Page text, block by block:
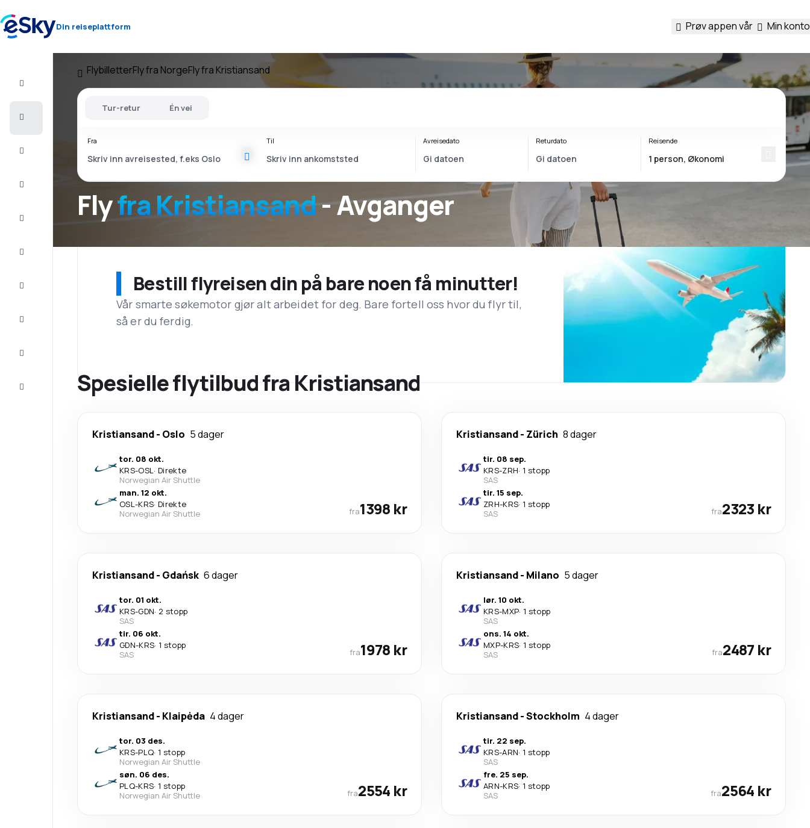
Din reiseplattform Prøv appen vår Min konto
FlybilletterFly fra NorgeFly fra Kristiansand
Flyfra Kristiansand- Avganger
Tur-retur Én vei
Fra Til Avreisedato Returdato Reisende
Bestill flyreisen din på bare noen få minutter!
Vår smarte søkemotor gjør alt arbeidet for deg. Bare fortell oss hvor du flyr til,
så er du ferdig.
Spesielle flytilbud fra Kristiansand
Kristiansand- Oslo 5 dager
tor. 08 okt.
KRS-OSL· Direkte
Norwegian Air Shuttle
man. 12 okt.
OSL-KRS· Direkte
Norwegian Air Shuttle
fra1398 kr
Kristiansand- Zürich 8 dager
tir. 08 sep.
KRS-ZRH· 1 stopp
SAS
tir. 15 sep.
ZRH-KRS· 1 stopp
SAS
fra2323 kr
Kristiansand- Gdańsk 6 dager
tor. 01 okt.
KRS-GDN· 2 stopp
SAS
tir. 06 okt.
GDN-KRS· 1 stopp
SAS
fra1978 kr
Kristiansand- Milano 5 dager
lør. 10 okt.
KRS-MXP· 1 stopp
SAS
ons. 14 okt.
MXP-KRS· 1 stopp
SAS
fra2487 kr
Kristiansand- Klaipėda 4 dager
tor. 03 des.
KRS-PLQ· 1 stopp
Norwegian Air Shuttle
søn. 06 des.
PLQ-KRS· 1 stopp
Norwegian Air Shuttle
fra2554 kr
Kristiansand-Stockholm 4 dager
tir. 22 sep.
KRS-ARN· 1 stopp
SAS
fre. 25 sep.
ARN-KRS· 1 stopp
SAS
fra2564 kr